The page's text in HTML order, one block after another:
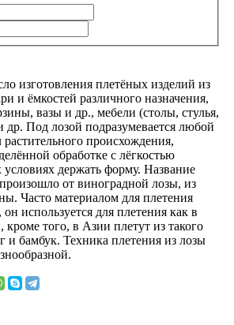
изготовления плетёных изделий из
и ёмкостей различного назначения,
вазы и др., мебели (столы, стулья,
др. Под лозой подразумевается любой
происхождения,
обработке с лёгкостью
держать форму. Название
от виноградной лозы, из
Часто материалом для плетения
используется для плетения как в
того, в Азии плетут из такого
и бамбук. Техника плетения из лозы